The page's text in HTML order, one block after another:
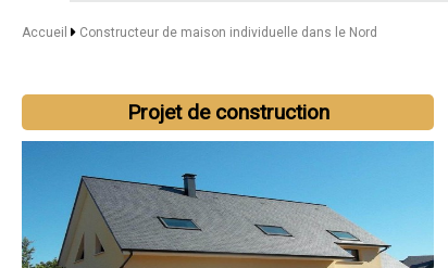
Accueil Constructeur de maison individuelle dans le Nord
Projet de construction